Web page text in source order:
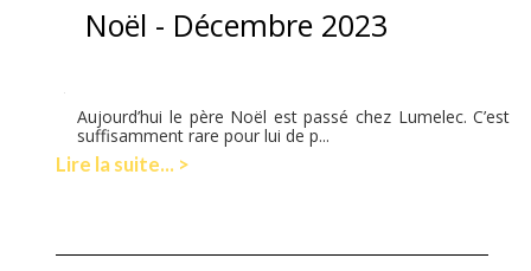
Noël - Décembre 2023
Aujourd’hui le père Noël est passé chez Lumelec. C’est
suffisamment rare pour lui de p...
Lire la suite... >